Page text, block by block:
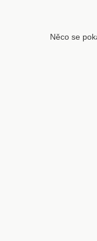
Něco se